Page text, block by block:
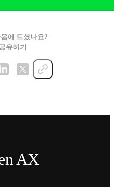
에 드셨나요?
공유하기
AX